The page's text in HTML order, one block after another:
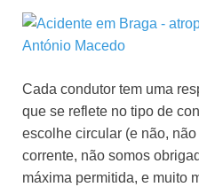
Cada condutor tem uma
que se reflete no tipo de
escolhe circular (e não,
corrente, não somos
máxima permitida, e muito